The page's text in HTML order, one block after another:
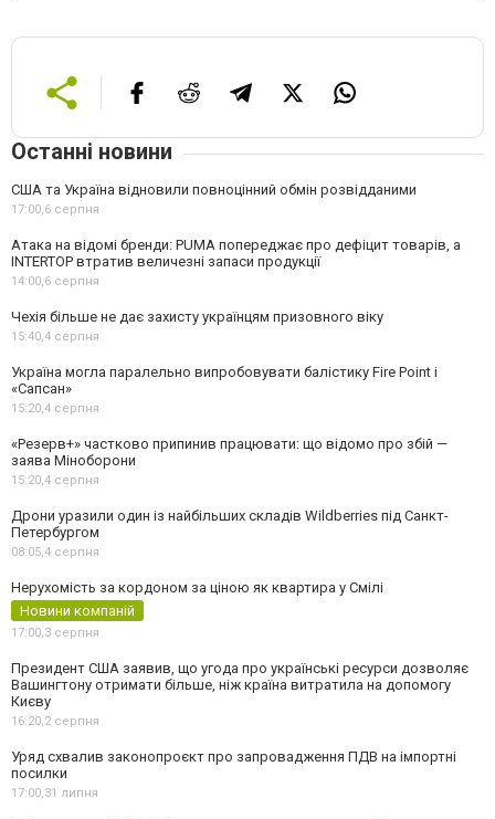
Останні новини
США та Україна відновили повноцінний обмін розвідданими
17:00,6 серпня
Атака на відомі бренди: PUMA попереджає про дефіцит товарів, а
INTERTOP втратив величезні запаси продукції
14:00,6 серпня
Чехія більше не дає захисту українцям призовного віку
15:40,4 серпня
Україна могла паралельно випробовувати балістику Fire Point і
«Сапсан»
15:20,4 серпня
«Резерв+» частково припинив працювати: що відомо про збій —
заява Міноборони
15:20,4 серпня
Дрони уразили один із найбільших складів Wildberries під Санкт-
Петербургом
08:05,4 серпня
Нерухомість за кордоном за ціною як квартира у Смілі
Новини компаній
17:00,3 серпня
Президент США заявив, що угода про українські ресурси дозволяє
Вашингтону отримати більше, ніж країна витратила на допомогу
Києву
16:20,2 серпня
Уряд схвалив законопроєкт про запровадження ПДВ на імпортні
посилки
17:00,31 липня